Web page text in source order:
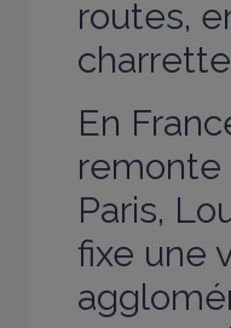
routes,
En
remonte
Paris,
fixe une